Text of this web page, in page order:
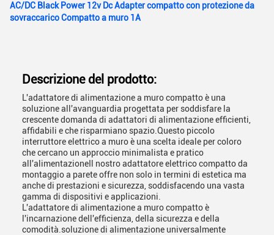
AC/DC Black Power 12v Dc Adapter compatto con protezione da
sovraccarico Compatto a muro 1A
Descrizione del prodotto:
L'adattatore di alimentazione a muro compatto è una
soluzione all'avanguardia progettata per soddisfare la
crescente domanda di adattatori di alimentazione efficienti,
affidabili e che risparmiano spazio.Questo piccolo
interruttore elettrico a muro è una scelta ideale per coloro
che cercano un approccio minimalista e pratico
all'alimentazioneIl nostro adattatore elettrico compatto da
montaggio a parete offre non solo in termini di estetica ma
anche di prestazioni e sicurezza, soddisfacendo una vasta
gamma di dispositivi e applicazioni.
L'adattatore di alimentazione a muro compatto è
l'incarnazione dell'efficienza, della sicurezza e della
comodità.soluzione di alimentazione universalmente